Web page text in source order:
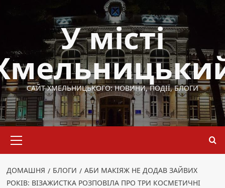
У місті
САЙТ ХМЕЛЬНИЦЬКОГО: НОВИНИ, ПОДІЇ, БЛОГИ
меню
ДОМАШНЯ БЛОГИ
АБИ МАКІЯЖ НЕ ДОДАВ ЗАЙВИХ
РОКІВ: ВІЗАЖИСТКА РОЗПОВІЛА ПРО ТРИ КОСМЕТИЧНІ